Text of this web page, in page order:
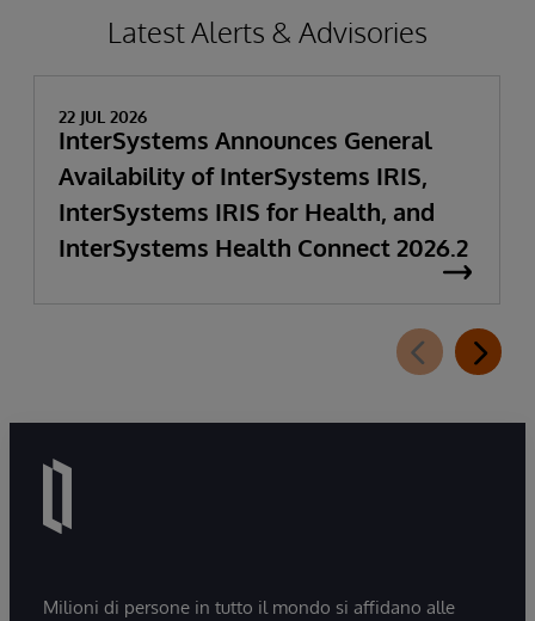
Latest Alerts & Advisories
22 JUL 2026
InterSystems Announces General
Availability of InterSystems IRIS,
InterSystems IRIS for Health, and
InterSystems Health Connect 2026.2
Milioni di persone in tutto il mondo si affidano alle